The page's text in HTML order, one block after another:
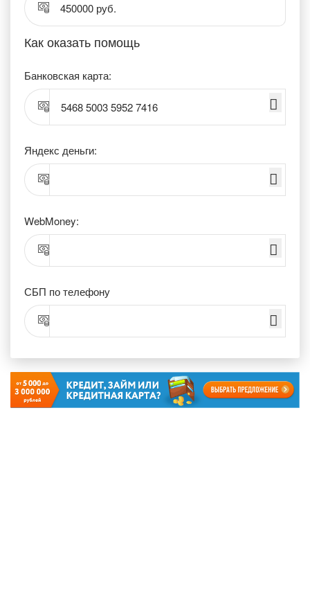
450000 руб.
Как оказать помощь
Банковская карта:
5468 5003 5952 7416
Яндекс деньги:
WebMoney:
СБП по телефону